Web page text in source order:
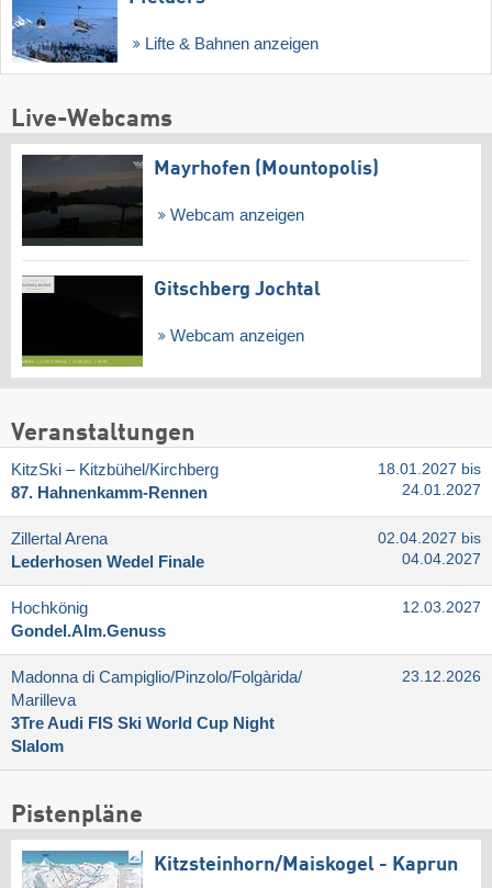
Lifte & Bahnen anzeigen
Live-Webcams
Mayrhofen (Mountopolis)
Webcam anzeigen
Gitschberg Jochtal
Webcam anzeigen
Veranstaltungen
KitzSki – Kitzbühel/​Kirchberg
87. Hahnenkamm-Rennen
18.01.2027 bis
24.01.2027
Zillertal Arena
Lederhosen Wedel Finale
02.04.2027 bis
04.04.2027
Hochkönig
Gondel.Alm.Genuss
12.03.2027
Madonna di Campiglio/​Pinzolo/​Folgàrida/​
Marilleva
3Tre Audi FIS Ski World Cup Night
Slalom
23.12.2026
Pistenpläne
Kitzsteinhorn/​Maiskogel - Kaprun